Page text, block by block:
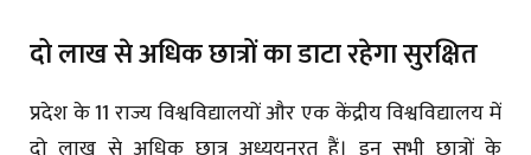
दो लाख से अधिक छात्रों का डाटा रहेगा सुरक्षित
प्रदेश के 11 राज्य विश्वविद्यालयों और एक केंद्रीय विश्वविद्यालय में